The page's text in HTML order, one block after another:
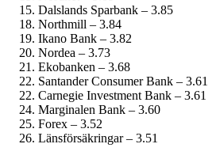
Dalslands Sparbank – 3.85
Northmill – 3.84
Ikano Bank – 3.82
Nordea – 3.73
Ekobanken – 3.68
Santander Consumer Bank – 3.61
Carnegie Investment Bank – 3.61
Marginalen Bank – 3.60
Forex – 3.52
Länsförsäkringar – 3.51